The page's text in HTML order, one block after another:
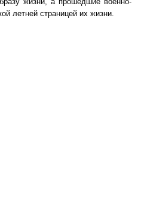
летней страницей их жизни.